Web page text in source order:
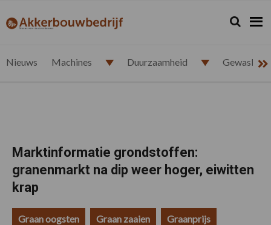
de
de
de
de
akkerbouwbedrijf.nl Zoeken...
Zoek
Nieuws Machines Duurzaamheid
Marktinformatie grondstoffen:
granenmarkt na dip weer hoger, eiwitten
krap
Graan oogsten Graan zaaien Graanprijs